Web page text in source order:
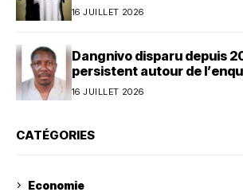
16 JUILLET 2026
Dangnivo disparu depuis
persistent autour de
16 JUILLET 2026
CATÉGORIES
Economie